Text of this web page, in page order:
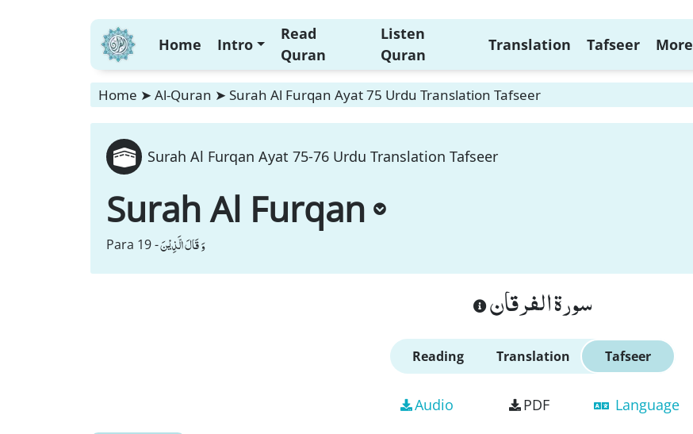
Home Intro
Read
Quran
Listen
Quran
Translation Tafseer More
Home ➤ Al-Quran ➤ Surah Al Furqan Ayat 75 Urdu Translation Tafseer
Surah Al Furqan Ayat 75-76 Urdu Translation Tafseer
Surah Al Furqan
Para 19 -وَ قَالَ الَّذِیْنَ
سورة الفرقان
Reading Translation Tafseer
Audio PDF Language